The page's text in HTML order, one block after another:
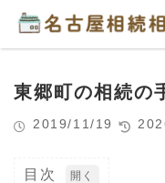
東郷町の相続の
2019/11/19
目次